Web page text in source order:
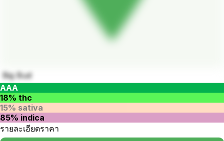
Big Bud
AAA
18% thc
15% sativa
85% indica
รายละเอียดราคา